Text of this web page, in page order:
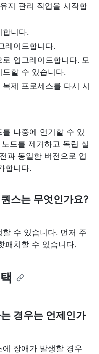
지 관리 작업을 시작합
합니다.
레이드합니다.
업그레이드합니다. 모
할 수 있습니다.
제 프로세스를 다시 시
나중에 연기할 수 있
드를 제거하고 독립 실
과 동일한 버전으로 업
합니다.
스는 무엇인가요?
수 있습니다. 먼저 주
패치할 수 있습니다.
경우는 언제인가
장애가 발생할 경우